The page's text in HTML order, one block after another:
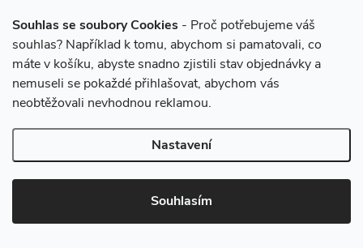
Souhlas se soubory Cookies - Proč potřebujeme váš
souhlas? Například k tomu, abychom si pamatovali, co
máte v košíku, abyste snadno zjistili stav objednávky a
nemuseli se pokaždé přihlašovat, abychom vás
neobtěžovali nevhodnou reklamou.
Nastavení
Souhlasím
Liquid LIQUA CZ MIX Ice Fruit
Liquid WAY to Vape Two
Mints 10ml-0mg